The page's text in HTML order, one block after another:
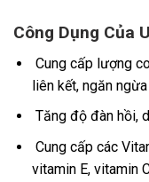
Công Dụng Của
Cung cấp lượng
liên kết, ngăn
Tăng độ đàn hồi,
Cung cấp các
vitamin E, vitamin